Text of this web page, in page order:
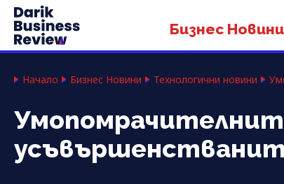
Бизнес Новини
Начало Бизнес Новини Технологични новини